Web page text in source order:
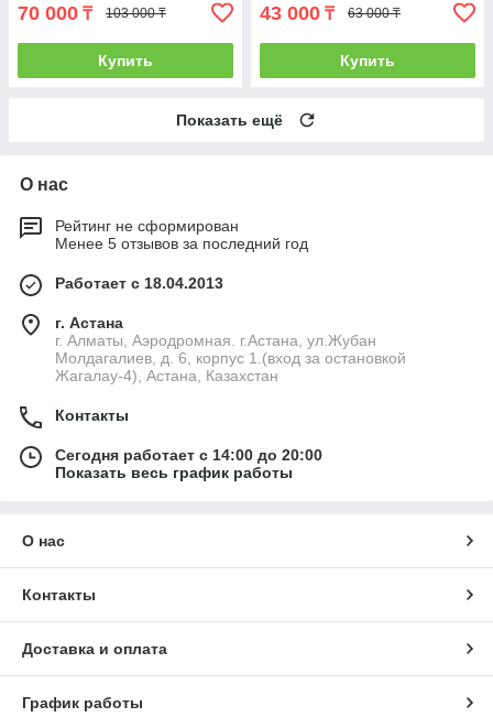
70 000 ₸ 103 000 ₸
Купить
43 000 ₸ 63 000 ₸
Купить
Показать ещё
О нас
Рейтинг не сформирован
Менее 5 отзывов за последний год
Работает с 18.04.2013
г. Астана
г. Алматы, Аэродромная. г.Астана, ул.Жубан
Молдагалиев, д. 6, корпус 1.(вход за остановкой
Жагалау-4), Астана, Казахстан
Контакты
Сегодня работает с 14:00 до 20:00
Показать весь график работы
О нас
Контакты
Доставка и оплата
График работы